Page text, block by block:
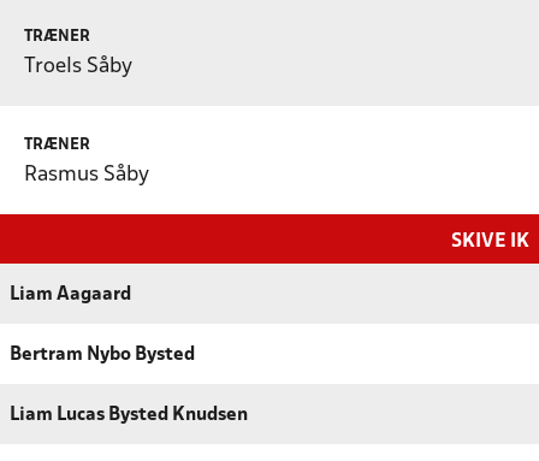
TRÆNER
Troels Såby
TRÆNER
Rasmus Såby
SKIVE IK
Liam Aagaard
Bertram Nybo Bysted
Liam Lucas Bysted Knudsen